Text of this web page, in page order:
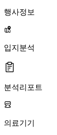
행사정보
입지분석
분석리포트
의료기기